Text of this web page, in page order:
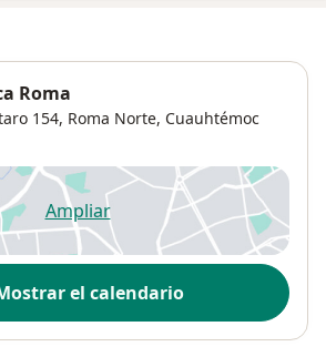
Roma
154, Roma Norte, Cuauhtémoc
Ampliarse abre en una nueva
el calendario